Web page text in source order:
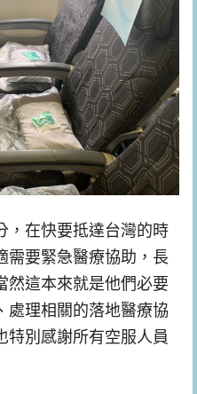
，在快要抵達台灣的時
需要緊急醫療協助，長
然這本來就是他們必要
處理相關的落地醫療協
特別感謝所有空服人員